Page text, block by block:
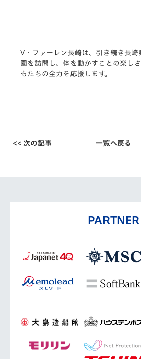
V・ファーレン長崎は、引き続き長崎
園を訪問し、体を動かすことの楽し
もたちの全力を応援します。
<< 次の記事 一覧へ戻る
PARTNER